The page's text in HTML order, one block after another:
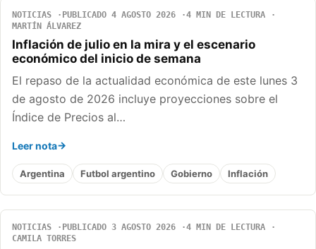
NOTICIAS PUBLICADO 4 AGOSTO 2026
4 MIN DE LECTURA
MARTÍN ÁLVAREZ
Inflación de julio en la mira y el escenario
económico del inicio de semana
El repaso de la actualidad económica de este lunes 3
de agosto de 2026 incluye proyecciones sobre el
Índice de Precios al…
Leer nota
Argentina Futbol argentino Gobierno Inflación
NOTICIAS PUBLICADO 3 AGOSTO 2026
4 MIN DE LECTURA
CAMILA TORRES